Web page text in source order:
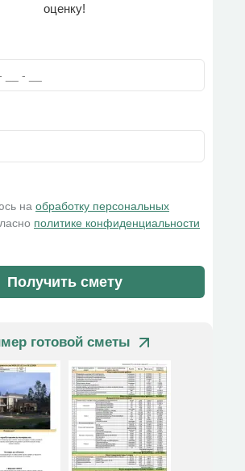
оценку!
наобработку персональных
политике конфиденциальности
Получить смету
готовой сметы